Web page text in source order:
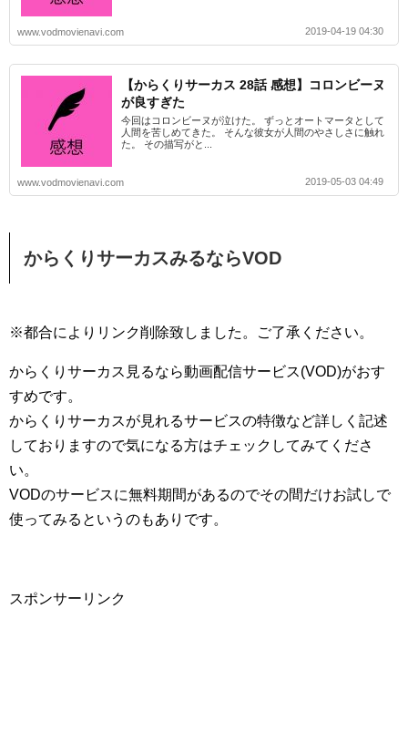
www.vodmovienavi.com 2019-04-19 04:30
【からくりサーカス 28話 感想】コロンビーヌ
が良すぎた
今回はコロンビーヌが泣けた。 ずっとオートマータとして
人間を苦しめてきた。 そんな彼女が人間のやさしさに触れ
た。 その描写がと...
www.vodmovienavi.com 2019-05-03 04:49
からくりサーカスみるならVOD
※都合によりリンク削除致しました。ご了承ください。
からくりサーカス見るなら動画配信サービス(VOD)がおす
すめです。
からくりサーカスが見れるサービスの特徴など詳しく記述
しておりますので気になる方はチェックしてみてくださ
い。
VODのサービスに無料期間があるのでその間だけお試しで
使ってみるというのもありです。
スポンサーリンク